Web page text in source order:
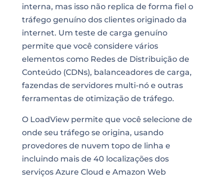
interna, mas isso não replica de forma fiel o
tráfego genuíno dos clientes originado da
internet. Um teste de carga genuíno
permite que você considere vários
elementos como Redes de Distribuição de
Conteúdo (CDNs), balanceadores de carga,
fazendas de servidores multi-nó e outras
ferramentas de otimização de tráfego.
O LoadView permite que você selecione de
onde seu tráfego se origina, usando
provedores de nuvem topo de linha e
incluindo mais de 40 localizações dos
serviços Azure Cloud e Amazon Web